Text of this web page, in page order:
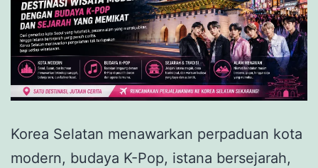
Korea Selatan menawarkan perpaduan kota
modern, budaya K-Pop, istana bersejarah,